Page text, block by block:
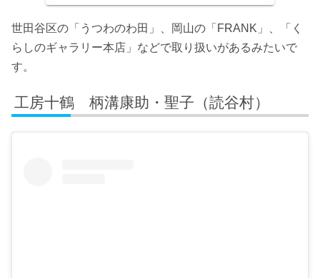
の伝統的な焼き物（やちむん）の技法と材料を使って、素朴さと
世田谷区の「うつわのわ田」、岡山の「FRANK」、「く
らしのギャラリー本店」などで取り扱いがあるみたいで
す。
工房十鶴 柄溝康助・聖子（読谷村）